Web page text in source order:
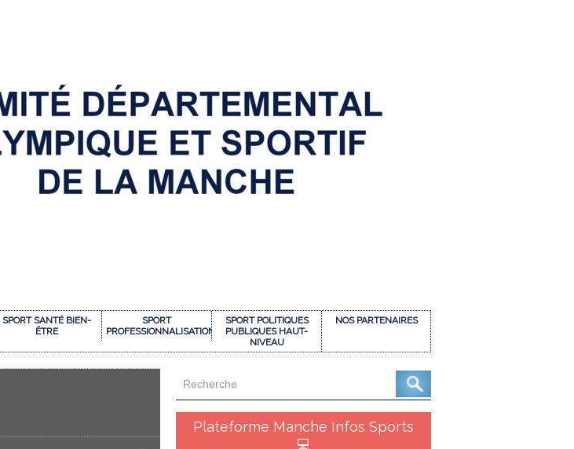
SPORT SANTÉ BIEN-
ÊTRE
SPORT
PROFESSIONNALISATION
SPORT POLITIQUES
PUBLIQUES HAUT-
NIVEAU
NOS PARTENAIRES
Plateforme Manche Infos Sports
💻